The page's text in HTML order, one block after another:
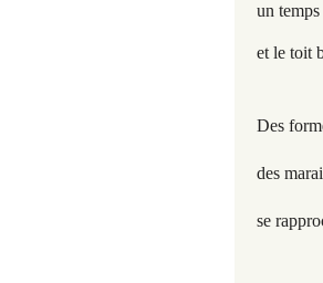
un
et le toit
Des
des
se